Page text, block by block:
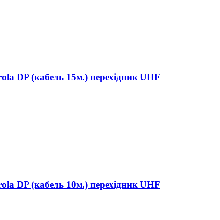
DP (кабель 15м.) перехідник UHF
DP (кабель 10м.) перехідник UHF